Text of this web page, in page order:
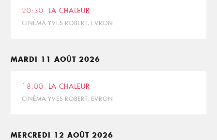
20:30 LA CHALEUR
CINÉMA YVES ROBERT, EVRON
MARDI 11 AOÛT 2026
18:00 LA CHALEUR
CINÉMA YVES ROBERT, EVRON
MERCREDI 12 AOÛT 2026